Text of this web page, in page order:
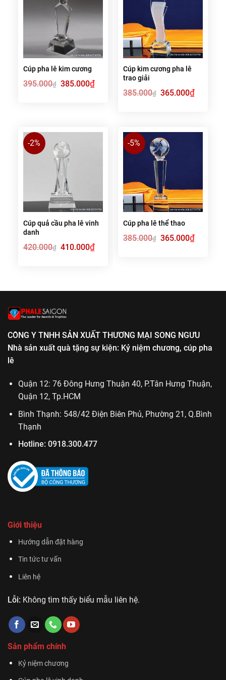
Cúp pha lê kim cương
395.000₫ Giá
gốc
385.000₫Giá
hiện
Cúp kim cương pha lê
trao giải
385.000₫ Giá
gốc
365.000₫Giá
hiện
-2%
Cúp quả cầu pha lê vinh
danh
420.000₫
Giá
gốc
410.000₫Giá
hiện
-5%
Cúp pha lê thể thao
385.000₫ Giá
gốc
365.000₫Giá
hiện
CÔNG Y TNHH SẢN XUẤT THƯƠNG MẠI SONG NGƯU
Nhà sản xuất quà tặng sự kiện: Kỷ niệm chương, cúp pha
lê
Quận 12: 76 Đông Hưng Thuận 40, P.Tân Hưng Thuận,
Quận 12, Tp.HCM
Bình Thạnh: 548/42 Điện Biên Phủ, Phường 21, Q.Bình
Thạnh
Hotline: 0918.300.477
Giới thiệu
Hướng dẫn đặt hàng
Tin tức tư vấn
Liên hệ
Lỗi: Không tìm thấy biểu mẫu liên hệ.
Sản phẩm chính
Kỷ niệm chương